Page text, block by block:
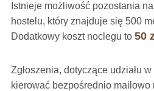
Istnieje możliwość pozostania
hostelu, który znajduje się 500
Dodatkowy koszt noclegu to 50
Zgłoszenia, dotyczące udziału
kierować bezpośrednio mailowo